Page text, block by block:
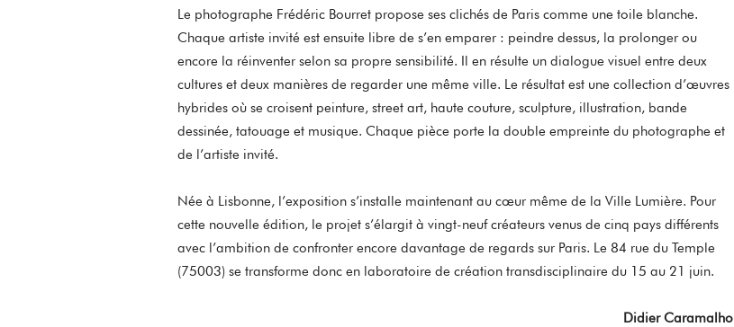
pour
augmenter
ou
diminuer
le
volume.
Le photographe Frédéric Bourret propose ses clichés de Paris comme une toile blanche.
Chaque artiste invité est ensuite libre de s’en emparer : peindre dessus, la prolonger ou
encore la réinventer selon sa propre sensibilité. Il en résulte un dialogue visuel entre deux
cultures et deux manières de regarder une même ville. Le résultat est une collection d’œuvres
hybrides où se croisent peinture, street art, haute couture, sculpture, illustration, bande
dessinée, tatouage et musique. Chaque pièce porte la double empreinte du photographe et
de l’artiste invité.
Née à Lisbonne, l’exposition s’installe maintenant au cœur même de la Ville Lumière. Pour
cette nouvelle édition, le projet s’élargit à vingt-neuf créateurs venus de cinq pays différents
avec l’ambition de confronter encore davantage de regards sur Paris. Le 84 rue du Temple
(75003) se transforme donc en laboratoire de création transdisciplinaire du 15 au 21 juin.
Didier Caramalho